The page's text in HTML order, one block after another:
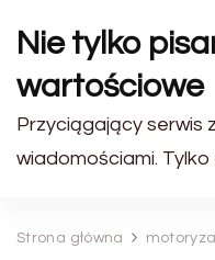
Nie tylko
wartościowe
Przyciągający serwis
wiadomościami. Tylko
Strona główna